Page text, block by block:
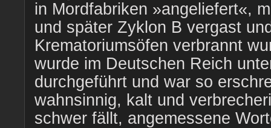
in Mordfabriken »angeliefert«,
und später Zyklon B vergast
Krematoriumsöfen verbrannt
wurde im Deutschen Reich
durchgeführt und war so
wahnsinnig, kalt und
schwer fällt, angemessene